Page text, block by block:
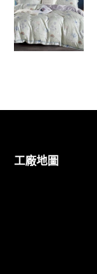
工廠地圖